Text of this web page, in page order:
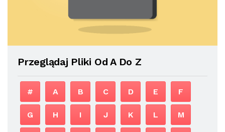
Przeglądaj Pliki Od A Do Z
# A B C D E F
G H I J K L M